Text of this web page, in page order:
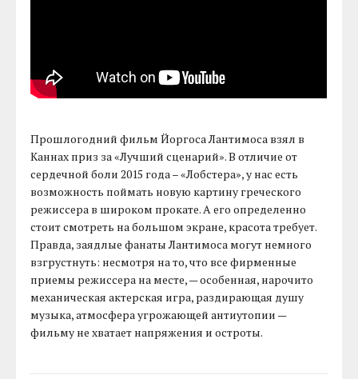
Прошлогодний фильм Йоргоса Лантимоса взял в
Каннах приз за «Лучший сценарий». В отличие от
сердечной боли 2015 года – «Лобстера», у нас есть
возможность поймать новую картину греческого
режиссера в широком прокате. А его определенно
стоит смотреть на большом экране, красота требует.
Правда, заядлые фанаты Лантимоса могут немного
взгрустнуть: несмотря на то, что все фирменные
приемы режиссера на месте, — особенная, нарочито
механическая актерская игра, раздирающая душу
музыка, атмосфера угрожающей антиутопии —
фильму не хватает напряжения и остроты.